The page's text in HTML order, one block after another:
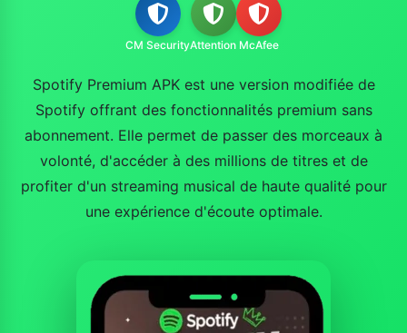
CM SecurityAttention McAfee
Spotify Premium APK est une version modifiée de
Spotify offrant des fonctionnalités premium sans
abonnement. Elle permet de passer des morceaux à
volonté, d'accéder à des millions de titres et de
profiter d'un streaming musical de haute qualité pour
une expérience d'écoute optimale.